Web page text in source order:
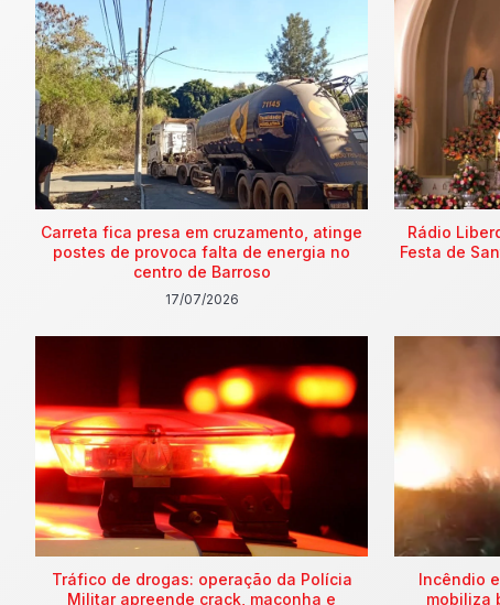
Carreta fica presa em cruzamento, atinge
postes de provoca falta de energia no
centro de Barroso
17/07/2026
Rádio
Festa de
Tráfico de drogas: operação da Polícia
Militar apreende crack, maconha e
Incêndio
mobiliza